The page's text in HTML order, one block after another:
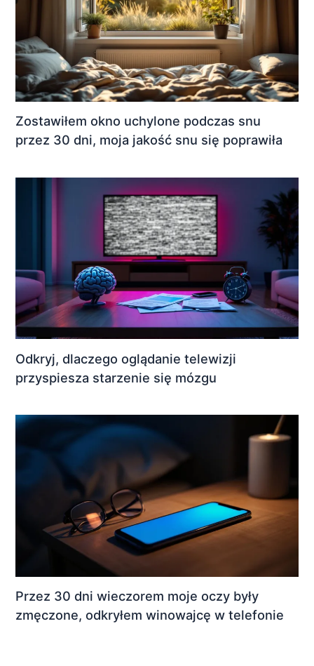
Zostawiłem okno uchylone podczas snu
przez 30 dni, moja jakość snu się poprawiła
Odkryj, dlaczego oglądanie telewizji
przyspiesza starzenie się mózgu
Przez 30 dni wieczorem moje oczy były
zmęczone, odkryłem winowajcę w telefonie